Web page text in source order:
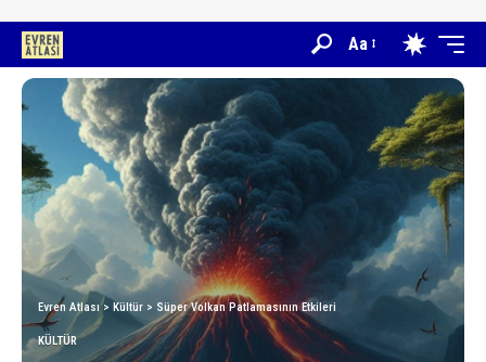
Aa
Evren Atlası> Kültür > Süper Volkan Patlamasının Etkileri
KÜLTÜR